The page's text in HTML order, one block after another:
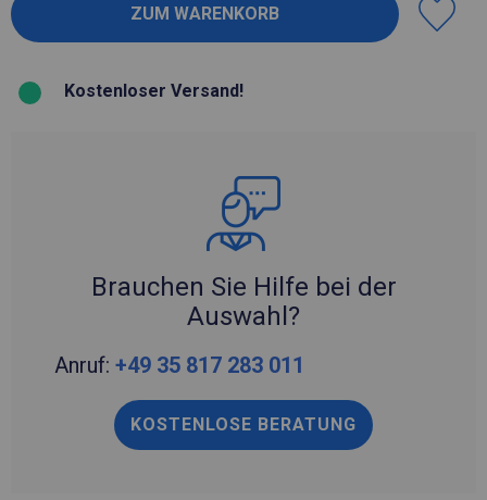
Kostenloser Versand!
Brauchen Sie Hilfe bei der
Auswahl?
Anruf: +49 35 817 283 011
KOSTENLOSE BERATUNG